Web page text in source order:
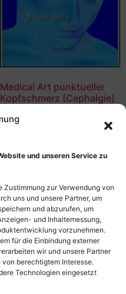
und unseren Service zu
Zustimmung zur Verwendung von
uns und unsere Partner, um
und abzurufen, um
und Inhaltemessung,
vorzunehmen.
für die Einbindung externer
wir und unsere Partner
berechtigtem Interesse.
Technologien eingesetzt
Medical Art punktueller
Kopfschmerz (Cephalgie)
55,00